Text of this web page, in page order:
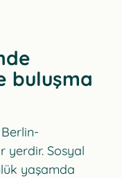
buluşma
yerdir. Sosyal
yaşamda